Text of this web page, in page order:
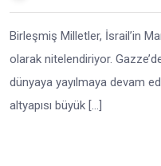
Birleşmiş Milletler, İsrail’in
olarak nitelendiriyor.
dünyaya yayılmaya devam
altyapısı büyük […]